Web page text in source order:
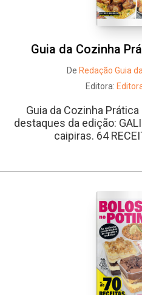
Guia da Cozinha
De Redação Guia
Editora:
Guia da Cozinha
destaques da edição:
caipiras. 64